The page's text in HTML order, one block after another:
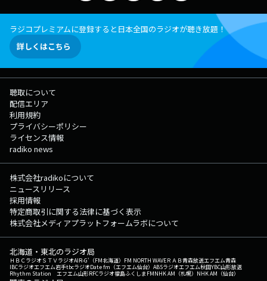
ラジコプレミアムに登録すると日本全国のラジオが聴き放題！
詳しくはこちら
聴取について
配信エリア
利用規約
プライバシーポリシー
ライセンス情報
radiko news
株式会社radikoについて
ニュースリリース
採用情報
特定商取引に関する法律に基づく表示
株式会社メディアプラットフォームラボについて
北海道・東北のラジオ局
ＨＢＣラジオＳＴＶラジオAIR-G'（FM北海道） FM NORTH WAVEＲＡＢ青森放送エフエム青森
IBCラジオエフエム岩手tbcラジオDate fm（エフエム仙台） ABSラジオエフエム秋田YBC山形放送
Rhythm Station エフエム山形RFCラジオ福島ふくしまFMNHK AM（札幌） NHK AM（仙台）